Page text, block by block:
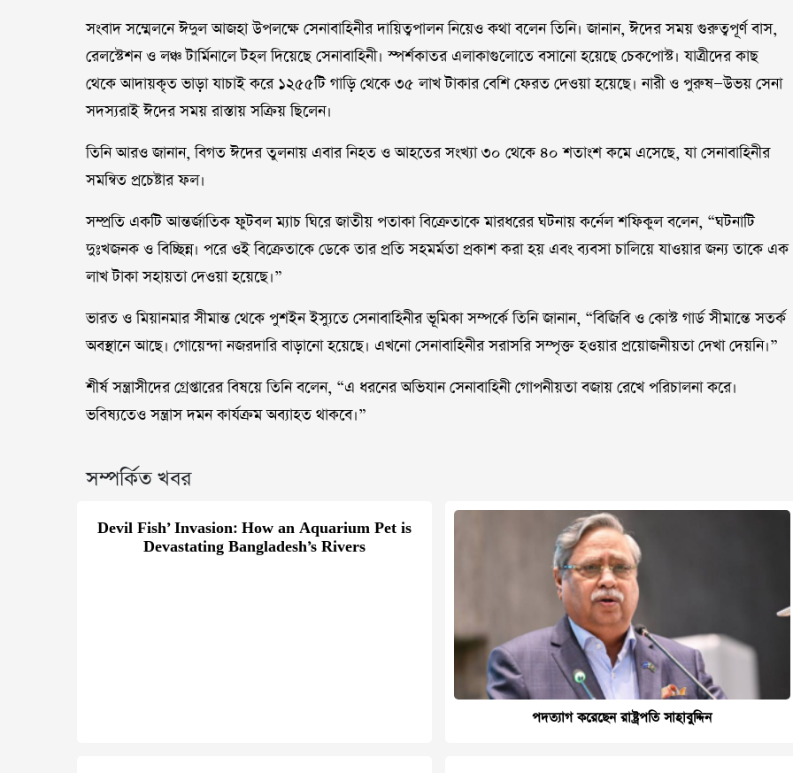
সংবাদ সম্মেলনে ঈদুল আজহা উপলক্ষে সেনাবাহিনীর দায়িত্বপালন নিয়েও কথা বলেন তিনি। জানান, ঈদের সময় গুরুত্বপূর্ণ বাস,
রেলস্টেশন ও লঞ্চ টার্মিনালে টহল দিয়েছে সেনাবাহিনী। স্পর্শকাতর এলাকাগুলোতে বসানো হয়েছে চেকপোস্ট। যাত্রীদের কাছ
থেকে আদায়কৃত ভাড়া যাচাই করে ১২৫৫টি গাড়ি থেকে ৩৫ লাখ টাকার বেশি ফেরত দেওয়া হয়েছে। নারী ও পুরুষ—উভয় সেনা
সদস্যরাই ঈদের সময় রাস্তায় সক্রিয় ছিলেন।
তিনি আরও জানান, বিগত ঈদের তুলনায় এবার নিহত ও আহতের সংখ্যা ৩০ থেকে ৪০ শতাংশ কমে এসেছে, যা সেনাবাহিনীর
সমন্বিত প্রচেষ্টার ফল।
সম্প্রতি একটি আন্তর্জাতিক ফুটবল ম্যাচ ঘিরে জাতীয় পতাকা বিক্রেতাকে মারধরের ঘটনায় কর্নেল শফিকুল বলেন, “ঘটনাটি
দুঃখজনক ও বিচ্ছিন্ন। পরে ওই বিক্রেতাকে ডেকে তার প্রতি সহমর্মতা প্রকাশ করা হয় এবং ব্যবসা চালিয়ে যাওয়ার জন্য তাকে এক
লাখ টাকা সহায়তা দেওয়া হয়েছে।”
ভারত ও মিয়ানমার সীমান্ত থেকে পুশইন ইস্যুতে সেনাবাহিনীর ভূমিকা সম্পর্কে তিনি জানান, “বিজিবি ও কোস্ট গার্ড সীমান্তে সতর্ক
অবস্থানে আছে। গোয়েন্দা নজরদারি বাড়ানো হয়েছে। এখনো সেনাবাহিনীর সরাসরি সম্পৃক্ত হওয়ার প্রয়োজনীয়তা দেখা দেয়নি।”
শীর্ষ সন্ত্রাসীদের গ্রেপ্তারের বিষয়ে তিনি বলেন, “এ ধরনের অভিযান সেনাবাহিনী গোপনীয়তা বজায় রেখে পরিচালনা করে।
ভবিষ্যতেও সন্ত্রাস দমন কার্যক্রম অব্যাহত থাকবে।”
সম্পর্কিত খবর
Devil Fish’ Invasion: How an Aquarium Pet is
Devastating Bangladesh’s Rivers
পদত্যাগ করেছেন রাষ্ট্রপতি সাহাবুদ্দিন